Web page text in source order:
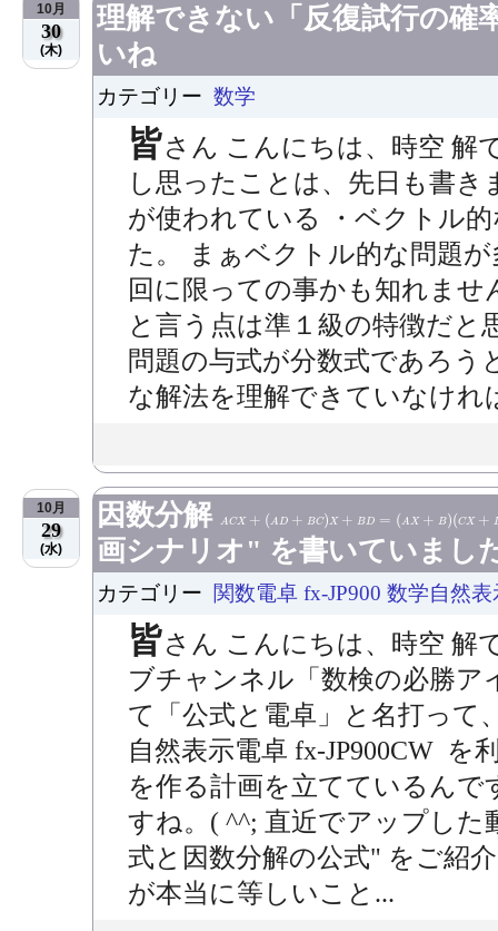
10月
30
(木)
理解できない「反復試行の確
いね
カテゴリー 数学
皆さん こんにちは、時空 解
し思ったことは、先日も書
が使われている ・ベクトル
た。 まぁベクトル的な問題
回に限っての事かも知れま
と言う点は準１級の特徴だと
問題の与式が分数式であろう
な解法を理解できていなけ
10月
29
(水)
因数分解 acx + (ad + bc)x + bd = (ax + b)(cx +
( d c b ( c )
画シナリオ" を書いていまし
カテゴリー 関数電卓 fx-JP900 数学自然表
皆さん こんにちは、時空 解
ブチャンネル「数検の必勝
て「公式と電卓」と名打って
自然表示電卓 fx-JP900CW を
を作る計画を立てているん
すね。( ^^; 直近でアップした
式と因数分解の公式" をご紹
が本当に等しいこと...